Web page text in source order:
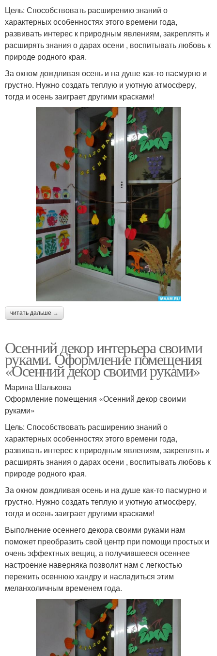
Цель: Способствовать расширению знаний о
характерных особенностях этого времени года,
развивать интерес к природным явлениям, закреплять и
расширять знания о дарах осени , воспитывать любовь к
природе родного края.
За окном дождливая осень и на душе как-то пасмурно и
грустно. Нужно создать теплую и уютную атмосферу,
тогда и осень заиграет другими красками!
читать дальше →
Осенний декор интерьера своими
руками. Оформление помещения
«Осенний декор своими руками»
Марина Шалькова
Оформление помещения «Осенний декор своими
руками»
Цель: Способствовать расширению знаний о
характерных особенностях этого времени года,
развивать интерес к природным явлениям, закреплять и
расширять знания о дарах осени , воспитывать любовь к
природе родного края.
За окном дождливая осень и на душе как-то пасмурно и
грустно. Нужно создать теплую и уютную атмосферу,
тогда и осень заиграет другими красками!
Выполнение осеннего декора своими руками нам
поможет преобразить свой центр при помощи простых и
очень эффектных вещиц, а получившееся осеннее
настроение наверняка позволит нам с легкостью
пережить осеннюю хандру и насладиться этим
меланхоличным временем года.